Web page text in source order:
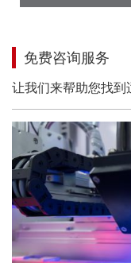
免费咨询服务
让我们来帮助您找到